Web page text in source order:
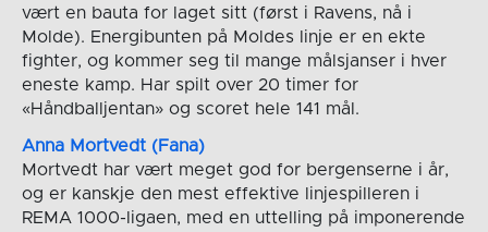
vært en bauta for laget sitt (først i Ravens, nå i
Molde). Energibunten på Moldes linje er en ekte
fighter, og kommer seg til mange målsjanser i hver
eneste kamp. Har spilt over 20 timer for
«Håndballjentan» og scoret hele 141 mål.
Anna Mortvedt (Fana)
Mortvedt har vært meget god for bergenserne i år,
og er kanskje den mest effektive linjespilleren i
REMA 1000-ligaen, med en uttelling på imponerende